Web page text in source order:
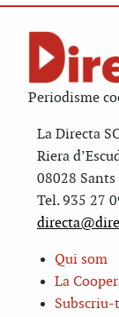
Periodisme
La Directa
Riera
08028
Tel. 935 27
Qui som
La
Subscriu-